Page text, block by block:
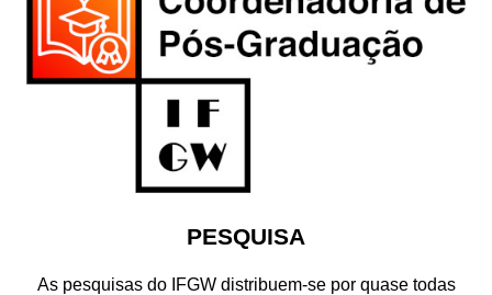
PESQUISA
As pesquisas do IFGW distribuem-se por quase todas